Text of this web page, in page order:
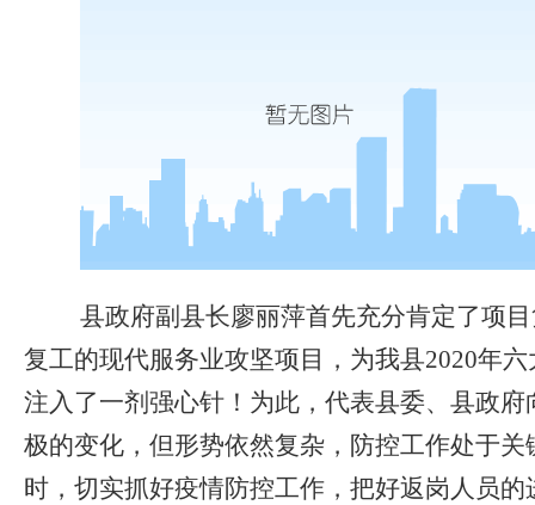
县政府副县长廖丽萍首先充分肯定了项
复工的现代服务业攻坚项目，为我县2020年
注入了一剂强心针！为此，代表县委、县政
极的变化，但形势依然复杂，防控工作处于
时，切实抓好疫情防控工作，把好返岗人员